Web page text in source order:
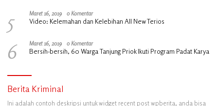
5 Maret 16, 2019 0 Komentar
Video: Kelemahan dan Kelebihan All New Terios
6 Maret 16, 2019 0 Komentar
Bersih-bersih, 60 Warga Tanjung Priok Ikuti Program Padat Karya
Berita Kriminal
Ini adalah contoh deskripsi untuk widget recent post wpberita, anda bisa